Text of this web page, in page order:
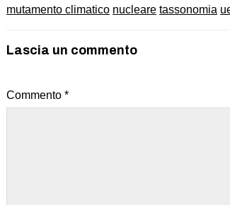
mutamento climatico nucleare tassonomia
Lascia un commento
Commento *